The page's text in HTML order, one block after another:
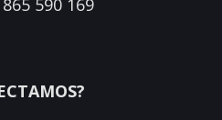
590 169